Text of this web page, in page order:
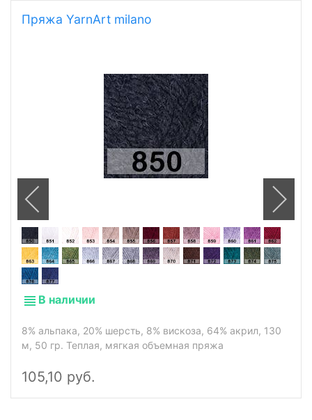
Пряжа YarnArt milano
В наличии
8% альпака, 20% шерсть, 8% вискоза, 64% акрил, 130
м, 50 гр. Теплая, мягкая объемная пряжа
105,10 руб.